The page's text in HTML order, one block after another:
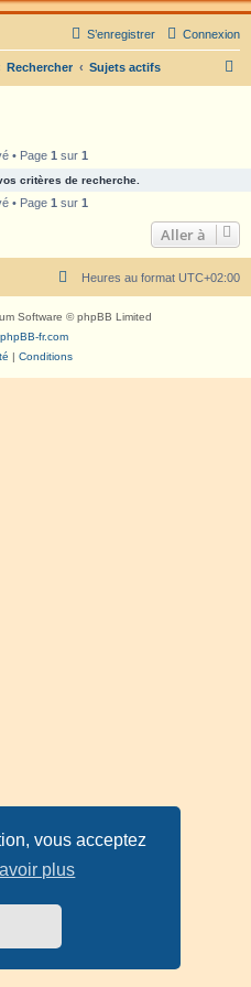
vous acceptez
plus
Connexion
S’enregistrer
Rechercher Sujets actifs
c
e
• Page 1 sur 1
critères de recherche.
• Page 1 sur 1
Aller à
Heures au format UTC+02:00
Software © phpBB Limited
phpBB-fr.com
| Conditions